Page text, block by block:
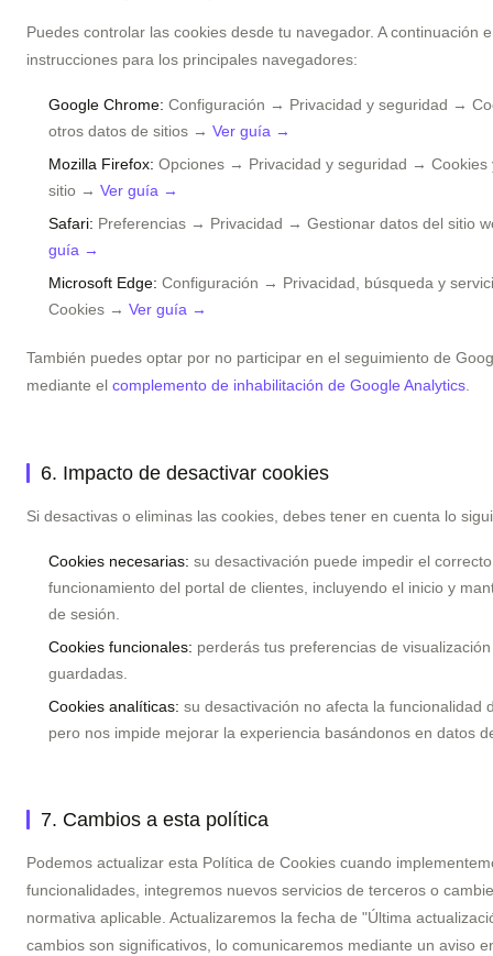
Puedes controlar las cookies desde tu navegador. A continuación
instrucciones para los principales navegadores:
Google Chrome: Configuración → Privacidad y seguridad →
otros datos de sitios → Ver guía →
Mozilla Firefox: Opciones → Privacidad y seguridad → Cookies
sitio → Ver guía →
Safari: Preferencias → Privacidad → Gestionar datos del sitio
guía →
Microsoft Edge: Configuración → Privacidad, búsqueda y
Cookies → Ver guía →
También puedes optar por no participar en el seguimiento de
mediante el complemento de inhabilitación de Google Analytics
6. Impacto de desactivar cookies
Si desactivas o eliminas las cookies, debes tener en cuenta lo
Cookies necesarias: su desactivación puede impedir el correcto
funcionamiento del portal de clientes, incluyendo el inicio y
de sesión.
Cookies funcionales: perderás tus preferencias de visualización
guardadas.
Cookies analíticas: su desactivación no afecta la funcionalidad
pero nos impide mejorar la experiencia basándonos en datos
7. Cambios a esta política
Podemos actualizar esta Política de Cookies cuando
funcionalidades, integremos nuevos servicios de terceros o
normativa aplicable. Actualizaremos la fecha de "Última
cambios son significativos, lo comunicaremos mediante un aviso